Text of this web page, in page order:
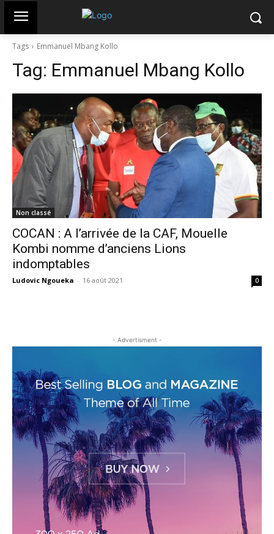
Tags Emmanuel Mbang Kollo
Tag: Emmanuel Mbang Kollo
Non classé
COCAN : A l’arrivée de la CAF, Mouelle
Kombi nomme d’anciens Lions
indomptables
Ludovic Ngoueka - 16 août 2021 0
- Advertisment -